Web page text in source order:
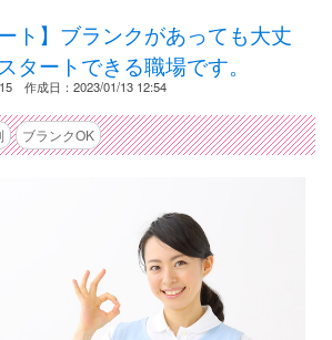
ト】ブランクがあっても大丈
タートできる職場です。
作成日：2023/01/13 12:54
ブランクOK